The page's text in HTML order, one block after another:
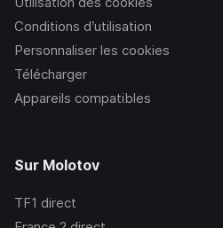
Conditions d’utilisation
Personnaliser les cookies
Télécharger
Appareils compatibles
Sur Molotov
TF1 direct